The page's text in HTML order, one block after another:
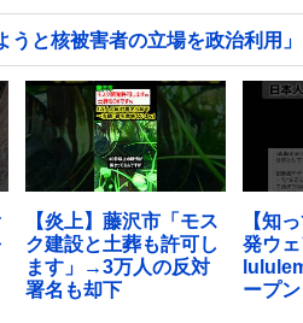
と核被害者の立場を政治利用
【炎上】藤沢市「モス
ク建設と土葬も許可し
ます」→3万人の反対
署名も却下
【知
発ウェ
ープ